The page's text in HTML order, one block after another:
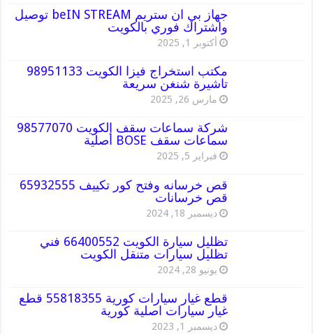
جهاز بي ان ستريم beIN STREAM توصيل
واشتراك فوري بالكويت
أكتوبر 1, 2025
مكتب استخراج فيزا الكويت 98951133
تاشيرة شنغن سريعة
مارس 26, 2025
شركة سماعات سقف الكويت 98577070
سماعات سقف BOSE أصلية
فبراير 5, 2025
قص خرسانه وفتح كور تكييف 65932555
قص خرسانات
ديسمبر 18, 2024
تظليل سيارة الكويت 66400552 فني
تظليل سيارات متنقل الكويت
يونيو 28, 2024
قطع غيار سيارات كورية 55818355 قطع
غيار سيارات اصلية كورية
ديسمبر 1, 2023